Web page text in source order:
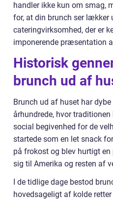
handler ikke kun om smag,
for, at din brunch ser lækker
cateringvirksomhed, der er
imponerende præsentation
Historisk
brunch ud af
Brunch ud af huset har
århundrede, hvor
social begivenhed for de
startede som en let snack
på frokost og blev hurtigt
sig til Amerika og resten af
I de tidlige dage bestod
hovedsageligt af kolde